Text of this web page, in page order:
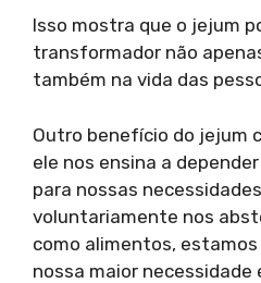
Isso mostra que o jejum
transformador não
também na vida das
Outro benefício do jejum
ele nos ensina a
para nossas
voluntariamente nos
como alimentos,
nossa maior necessidade